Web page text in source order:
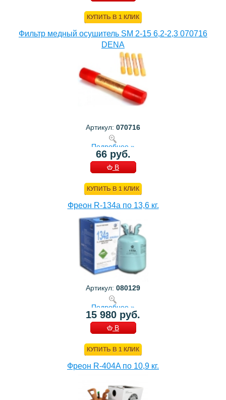
КУПИТЬ В 1 КЛИК
Фильтр медный осушитель SM 2-15 6,2-2,3 070716
DENA
Артикул: 070716
Подробнее »
66 руб.
В
КУПИТЬ В 1 КЛИК
Фреон R-134a по 13,6 кг.
Артикул: 080129
Подробнее »
15 980 руб.
В
КУПИТЬ В 1 КЛИК
Фреон R-404A по 10,9 кг.